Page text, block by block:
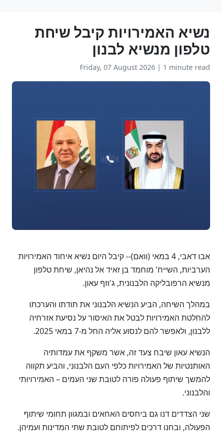
נשיא האמירויות קיבל שיחת
טלפון מנשיא לבנון
Friday, 07 August 2026 | 1 minute read
אבו דאבי, 4 במאי (וואם)-- קיבל היום נשיא איחוד האמירויות
הערביות, השייח' מוחמד בן זאיד אל נהיאן, שיחת טלפון
מנשיא הרפובליקה הלבנונית, ג'וזף עאון.
במהלך השיחה, הביע הנשיא הלבנוני את תודתו והערכתו
להחלטת האמירויות לבטל את האיסור על נסיעת אזרחיה
ללבנון, ולאפשר להם לנסוע אליה החל מ-7 במאי 2025.
הנשיא עאון שיבח צעד זה, אשר משקף את עמדותיה
האותנטיות של האמירויות כלפי העם הלבנוני, והביע תקווה
להמשך שיתוף פעולה פורה לטובת שני העמים – האמירויותי
והלבנוני.
שני הצדדים דנו גם ביחסים האחאים ובמגוון תחומי שיתוף
הפעולה, ובחנו דרכים לפיתוחם לטובת שתי המדינות ועמיהן.